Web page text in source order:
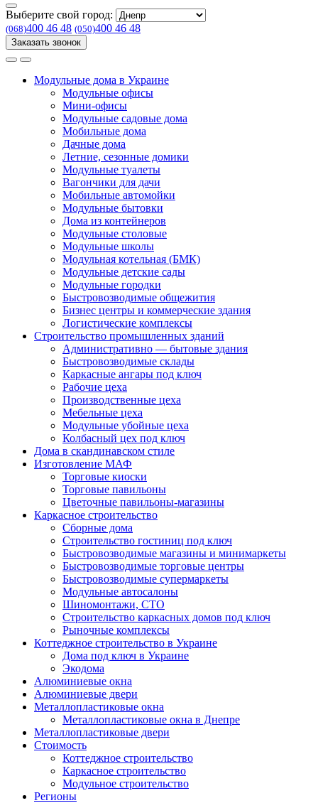
Выберите свой город:
(068)400 46 48 (050)400 46 48
Заказать звонок
Модульные дома в Украине
Модульные офисы
Мини-офисы
Модульные садовые дома
Мобильные дома
Дачные дома
Летние, сезонные домики
Модульные туалеты
Вагончики для дачи
Мобильные автомойки
Модульные бытовки
Дома из контейнеров
Модульные столовые
Модульные школы
Модульная котельная (БМК)
Модульные детские сады
Модульные городки
Быстровозводимые общежития
Бизнес центры и коммерческие здания
Логистические комплексы
Строительство промышленных зданий
Административно — бытовые здания
Быстровозводимые склады
Каркасные ангары под ключ
Рабочие цеха
Производственные цеха
Мебельные цеха
Модульные убойные цеха
Колбасный цех под ключ
Дома в скандинавском стиле
Изготовление МАФ
Торговые киоски
Торговые павильоны
Цветочные павильоны-магазины
Каркасное строительство
Сборные дома
Строительство гостиниц под ключ
Быстровозводимые магазины и минимаркеты
Быстровозводимые торговые центры
Быстровозводимые супермаркеты
Модульные автосалоны
Шиномонтажи, СТО
Строительство каркасных домов под ключ
Рыночные комплексы
Коттеджное строительство в Украине
Дома под ключ в Украине
Экодома
Алюминиевые окна
Алюминиевые двери
Металлопластиковые окна
Металлопластиковые окна в Днепре
Металлопластиковые двери
Стоимость
Коттеджное строительство
Каркасное строительство
Модульное строительство
Регионы